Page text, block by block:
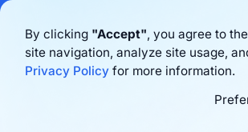
By clicking "Accept", you agree to
site navigation, analyze site usage,
Privacy Policyfor more information.